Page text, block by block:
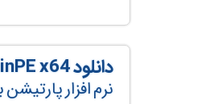
دانلود EASEUS Partition Master v20.5.0.202608010610 + WinPE x64
نرم افزار